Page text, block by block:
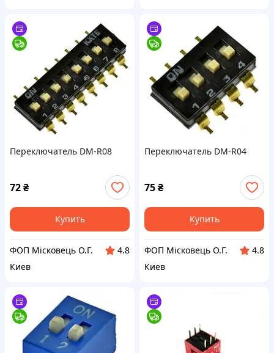
Переключатель DM-R08
72₴
Купить
ФОП Місковець О.Г.
4.8
Киев
Переключатель DM-R04
75₴
Купить
ФОП Місковець О.Г.
4.8
Киев